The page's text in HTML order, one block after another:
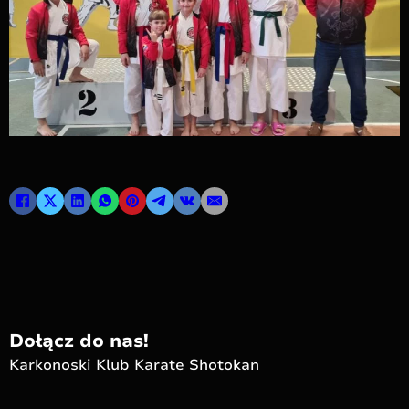
Dołącz do nas!
Karkonoski Klub Karate Shotokan